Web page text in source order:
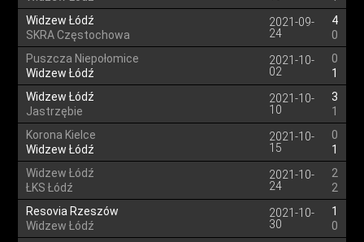
Widzew Łódź
SKRA Częstochowa
2021-09-
24
4
0
Puszcza Niepołomice
Widzew Łódź
2021-10-
02
0
1
Widzew Łódź
Jastrzębie
2021-10-
10
3
1
Korona Kielce
Widzew Łódź
2021-10-
15
0
1
Widzew Łódź
ŁKS Łódź
2021-10-
24
2
2
Resovia Rzeszów
Widzew Łódź
2021-10-
30
1
0